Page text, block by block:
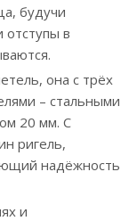
будучи
отступы в
она с трёх
– стальными
20 мм. С
ригель,
надёжность
и